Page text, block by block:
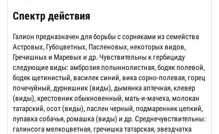
Спектр действия
Галион предназначен для борьбы с сорняками из семейства
Астровых, Губоцветных, Пасленовых, некоторых видов,
Гречишных и Маревых и др. Чувствительны к гербициду
следующие виды: амброзия полыннолистная, бодяк полевой,
бодяк щетинистый, василек синий, вика сорно-полевая, горец
почечуйный, дурнишник (виды), дымянка аптечная, клевер
(виды), крестовник обыкновенный, мать-и-мачеха, молокан
татарский, осот (виды), паслен черный, подмаренник цепкий,
пупавка собачья, ромашка (виды) и др. Среднечувствительны:
галинсога мелкоцветная, гречишка татарская, звездчатка